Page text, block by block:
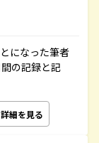
になった筆者
の記録と記
詳細を見る